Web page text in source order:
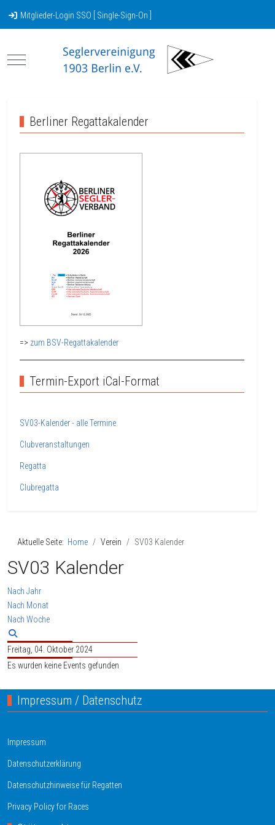
Mitglieder-Login SSO [ Single-Sign-On ]
Mobile Menu Toggle
Berliner Regattakalender
=> zum BSV-Regattakalender
Termin-Export iCal-Format
SV03-Kalender - alle Termine
Clubveranstaltungen
Regatta
Clubregatta
Aktuelle Seite: Home Verein SV03 Kalender
SV03 Kalender
Nach Jahr
Nach Monat
Nach Woche
Freitag, 04. Oktober 2024
Es wurden keine Events gefunden
Impressum / Datenschutz
Impressum
Datenschutzerklärung
Datenschutzhinweise für Regatten
Privacy Policy for Races